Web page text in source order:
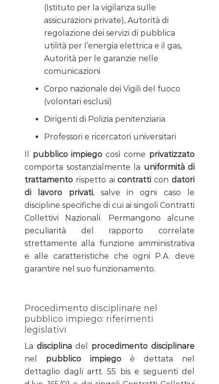
(Istituto per la vigilanza sulle
assicurazioni private), Autorità di
regolazione dei servizi di pubblica
utilità per l’energia elettrica e il gas,
Autorità per le garanzie nelle
comunicazioni
Corpo nazionale dei Vigili del fuoco
(volontari esclusi)
Dirigenti di Polizia penitenziaria
Professori e ricercatori universitari
Il pubblico impiego così come privatizzato
comporta sostanzialmente la uniformità di
trattamento rispetto aicontratti condatori
di lavoro privati, salve in ogni caso le
discipline specifiche di cui ai singoli Contratti
Collettivi Nazionali. Permangono alcune
peculiarità del rapporto correlate
strettamente alla funzione amministrativa
e alle caratteristiche che ogni P.A. deve
garantire nel suo funzionamento.
Procedimento disciplinare nel
pubblico impiego: riferimenti
legislativi
La disciplina del procedimento disciplinare
nel pubblico impiego è dettata nel
dettaglio dagli artt. 55 bis e seguenti del